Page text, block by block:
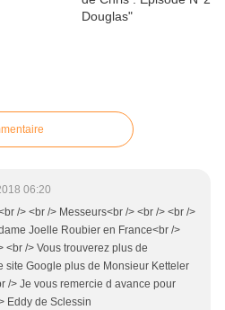
06:20
/> <br /> Messeurs<br /> <br /> <br />
Joelle Roubier en France<br />
<br /> Vous trouverez plus de
site Google plus de Monsieur Ketteler
/> Je vous remercie d avance pour
Eddy de Sclessin